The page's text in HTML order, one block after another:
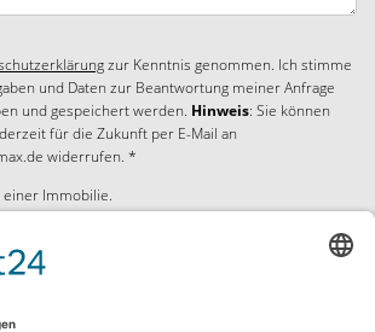
zur Kenntnis genommen. Ich stimme
und Daten zur Beantwortung meiner Anfrage
und gespeichert werden. Hinweis: Sie können
für die Zukunft per E-Mail an
widerrufen. *
einer Immobilie.